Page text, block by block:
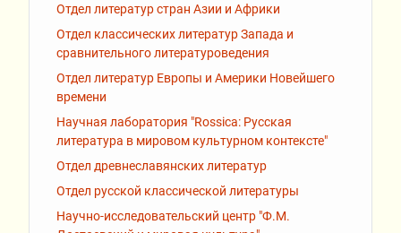
Отдел литератур стран Азии и Африки
Отдел классических литератур Запада и
сравнительного литературоведения
Отдел литератур Европы и Америки Новейшего
времени
Научная лаборатория "Rossiсa: Русская
литература в мировом культурном контексте"
Отдел древнеславянских литератур
Отдел русской классической литературы
Научно-исследовательский центр "Ф.М.